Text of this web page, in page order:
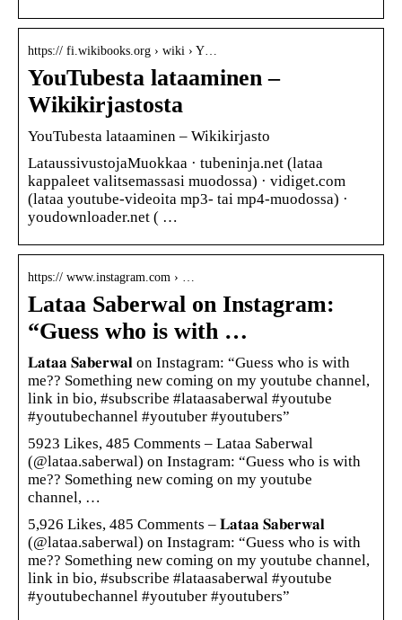
https:// fi.wikibooks.org › wiki › Y…
YouTubesta lataaminen –
Wikikirjastosta
YouTubesta lataaminen – Wikikirjasto
LataussivustojaMuokkaa · tubeninja.net (lataa
kappaleet valitsemassasi muodossa) · vidiget.com
(lataa youtube-videoita mp3- tai mp4-muodossa) ·
youdownloader.net ( …
https:// www.instagram.com › …
Lataa Saberwal on Instagram:
“Guess who is with …
𝐋𝐚𝐭𝐚𝐚 𝐒𝐚𝐛𝐞𝐫𝐰𝐚𝐥 on Instagram: “Guess who is with
me?? Something new coming on my youtube channel,
link in bio, #subscribe #lataasaberwal #youtube
#youtubechannel #youtuber #youtubers”
5923 Likes, 485 Comments – Lataa Saberwal
(@lataa.saberwal) on Instagram: “Guess who is with
me?? Something new coming on my youtube
channel, …
5,926 Likes, 485 Comments – 𝐋𝐚𝐭𝐚𝐚 𝐒𝐚𝐛𝐞𝐫𝐰𝐚𝐥
(@lataa.saberwal) on Instagram: “Guess who is with
me?? Something new coming on my youtube channel,
link in bio, #subscribe #lataasaberwal #youtube
#youtubechannel #youtuber #youtubers”